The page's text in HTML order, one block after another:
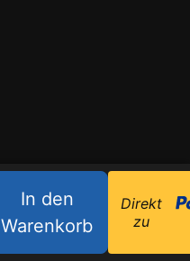
In den
Warenkorb
Direkt
zu